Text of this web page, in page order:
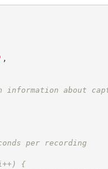
,
about
per recording
{